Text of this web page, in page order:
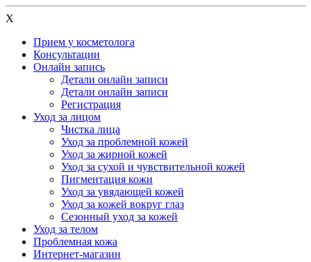
X
Прием у косметолога
Консультации
Онлайн запись
Детали онлайн записи
Детали онлайн записи
Регистрация
Уход за лицом
Чистка лица
Уход за проблемной кожей
Уход за жирной кожей
Уход за сухой и чувствительной кожей
Пигментация кожи
Уход за увядающей кожей
Уход за кожей вокруг глаз
Сезонный уход за кожей
Уход за телом
Проблемная кожа
Интернет-магазин